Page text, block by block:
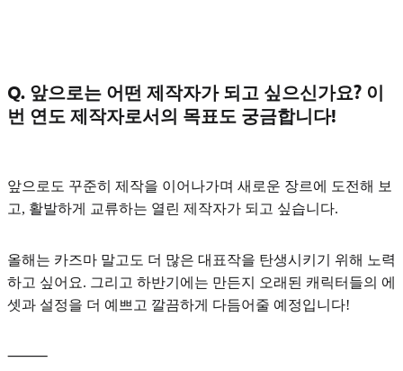
Q. 앞으로는 어떤 제작자가 되고 싶으신가요? 이
번 연도 제작자로서의 목표도 궁금합니다!
앞으로도 꾸준히 제작을 이어나가며 새로운 장르에 도전해 보
고, 활발하게 교류하는 열린 제작자가 되고 싶습니다.
올해는 카즈마 말고도 더 많은 대표작을 탄생시키기 위해 노력
하고 싶어요. 그리고 하반기에는 만든지 오래된 캐릭터들의 에
셋과 설정을 더 예쁘고 깔끔하게 다듬어줄 예정입니다!
⸻